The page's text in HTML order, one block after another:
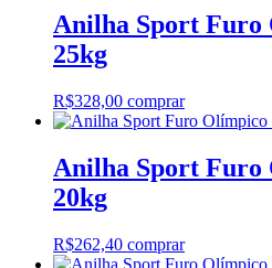
Anilha Sport Furo
25kg
R$328,00 comprar
Anilha Sport Furo
20kg
R$262,40 comprar